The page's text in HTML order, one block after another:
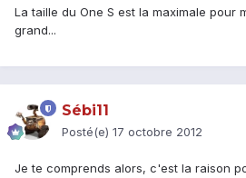
La taille du One S est la maximale pour
grand...
Sébi11
Posté(e) 17 octobre 2012
Je te comprends alors, c'est la raison